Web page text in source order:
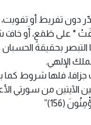
دون تفريط أو
* على طَمَعٍ، أَو
التبصر بحقيقة
الإلهي.
فلها شروط كما
الآيتين من سورتي
(156)”